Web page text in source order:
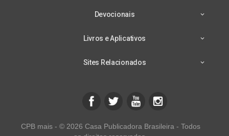
Devocionais
Livros e Aplicativos
Sites Relacionados
CPB mais - © 2026 Casa Publicadora Brasileira - Todos